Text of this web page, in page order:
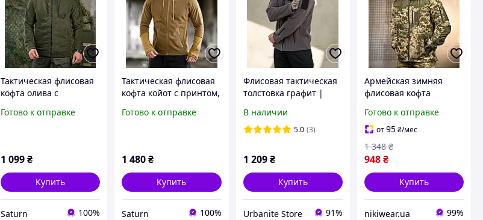
Тактическая флисовая
кофта олива с
военная флисовая
флиска _M2_zx8c
Готово к отправке
1 099₴
Купить
Saturn 100%
Тактическая флисовая
кофта койот с принтом,
флиска с капюшоном
_M2_zx8c
Готово к отправке
1 480₴
Купить
Saturn 100%
Флисовая тактическая
толстовка графит |
армейская военная с
длинным рукавом
В наличии
5.0 (3)
1 209 ₴
Купить
Urbanite Store 91%
Армейская зимняя
флисовая кофта
тактическая на
молнии, Утепленная
пиксельная флиска с
липу nikiwe
Готово к отправке
от95₴/мес
948₴
1 348 ₴
Купить
nikiwear.ua 99%